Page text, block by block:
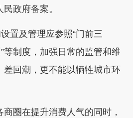
政府备案。
置及管理应参照“门前三
等制度，加强日常的监管和维
差回潮，更不能以牺牲城市环
圈在提升消费人气的同时，